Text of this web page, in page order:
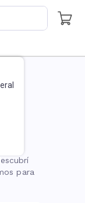
para